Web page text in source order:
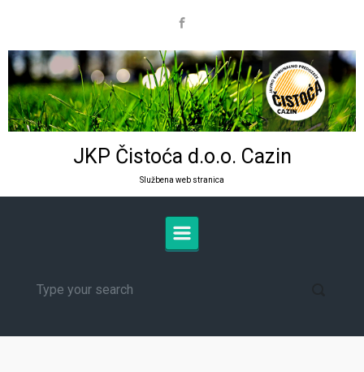
JKP Čistoća d.o.o. Cazin
Službena web stranica